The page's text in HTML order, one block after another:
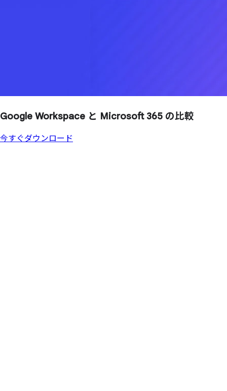
Google Workspace と Microsoft 365 の比較
今すぐダウンロード